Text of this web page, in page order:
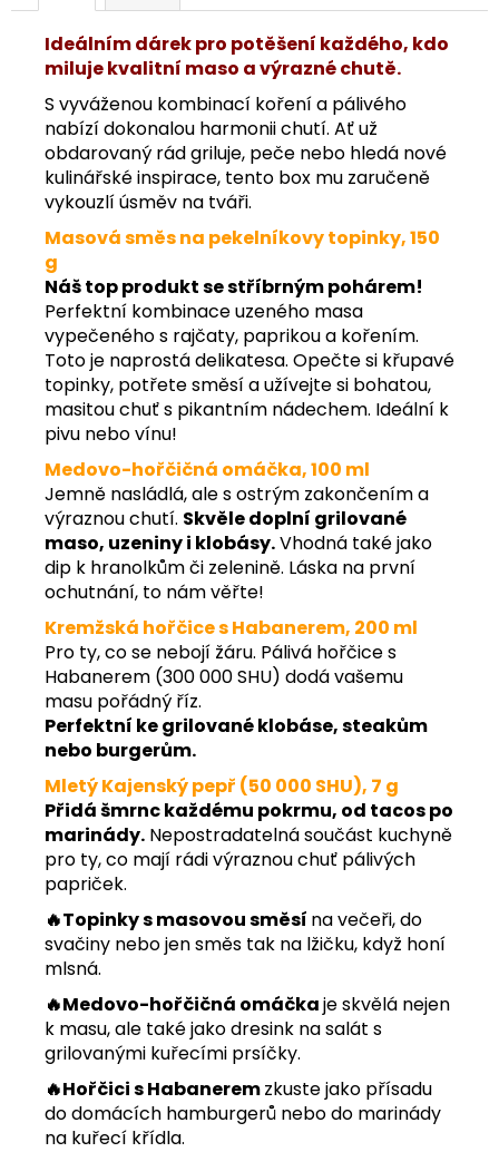
Ideálním dárek pro potěšení každého, kdo
miluje kvalitní maso a výrazné chutě.
S vyváženou kombinací koření a pálivého
nabízí dokonalou harmonii chutí. Ať už
obdarovaný rád griluje, peče nebo hledá nové
kulinářské inspirace, tento box mu zaručeně
vykouzlí úsměv na tváři.
Masová směs na pekelníkovy topinky, 150
g
Náš top produkt se stříbrným pohárem!
Perfektní kombinace uzeného masa
vypečeného s rajčaty, paprikou a kořením.
Toto je naprostá delikatesa. Opečte si křupavé
topinky, potřete směsí a užívejte si bohatou,
masitou chuť s pikantním nádechem. Ideální k
pivu nebo vínu!
Medovo-hořčičná omáčka, 100 ml
Jemně nasládlá, ale s ostrým zakončením a
výraznou chutí. Skvěle doplní grilované
maso, uzeniny i klobásy.Vhodná také jako
dip k hranolkům či zelenině. Láska na první
ochutnání, to nám věřte!
Kremžská hořčice s Habanerem, 200 ml
Pro ty, co se nebojí žáru. Pálivá hořčice s
Habanerem (300 000 SHU) dodá vašemu
masu pořádný říz.
Perfektní ke grilované klobáse, steakům
nebo burgerům.
Mletý Kajenský pepř (50 000 SHU), 7 g
Přidá šmrnc každému pokrmu, od tacos po
marinády. Nepostradatelná součást kuchyně
pro ty, co mají rádi výraznou chuť pálivých
papriček.
🔥Topinky s masovou směsí na večeři, do
svačiny nebo jen směs tak na lžičku, když honí
mlsná.
🔥Medovo-hořčičná omáčkaje skvělá nejen
k masu, ale také jako dresink na salát s
grilovanými kuřecími prsíčky.
🔥Hořčici s Habaneremzkuste jako přísadu
do domácích hamburgerů nebo do marinády
na kuřecí křídla.